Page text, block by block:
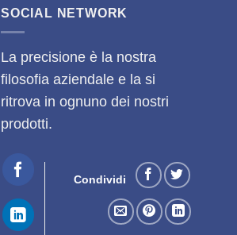
SOCIAL NETWORK
La precisione è la nostra
filosofia aziendale e la si
ritrova in ognuno dei nostri
prodotti.
Condividi